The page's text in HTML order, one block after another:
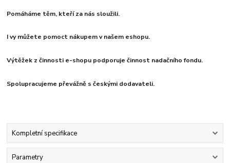
Pomáháme těm, kteří za nás sloužili.
I vy můžete pomoct nákupem v našem eshopu.
Výtěžek z činnosti e-shopu podporuje činnost nadačního fondu.
Spolupracujeme převážně s českými dodavateli.
Kompletní specifikace
Parametry